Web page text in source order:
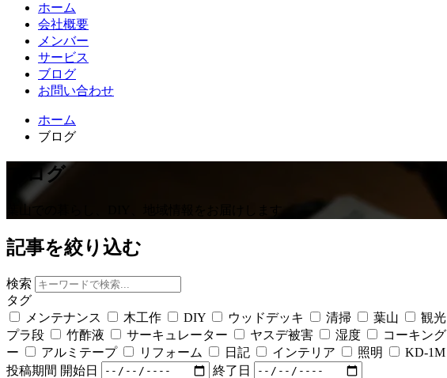
ホーム
会社概要
メンバー
サービス
ブログ
お問い合わせ
ホーム
ブログ
ブログ
記事を絞り込む
検索
タグ
メンテナンス
木工作 DIY ウッドデッキ 清掃 葉山 観光
プラ段
竹酢液 サーキュレーター ヤスデ被害 湿度 コーキング
ー
アルミテープ リフォーム 日記 インテリア 照明 KD-1M
投稿期間 開始日 終了日